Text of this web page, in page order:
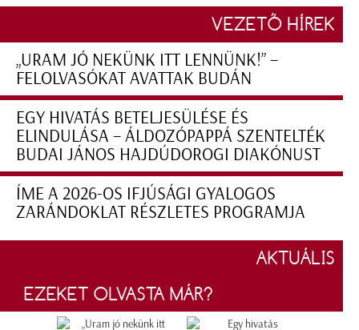
VEZETŐ HÍREK
„URAM JÓ NEKÜNK ITT LENNÜNK!” –
FELOLVASÓKAT AVATTAK BUDÁN
EGY HIVATÁS BETELJESÜLÉSE ÉS
ELINDULÁSA – ÁLDOZÓPAPPÁ SZENTELTÉK
BUDAI JÁNOS HAJDÚDOROGI DIAKÓNUST
ÍME A 2026-OS IFJÚSÁGI GYALOGOS
ZARÁNDOKLAT RÉSZLETES PROGRAMJA
AKTUÁLIS
EZEKET OLVASTA MÁR?